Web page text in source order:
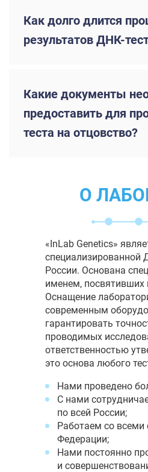
Как долго длится
результатов ДНК-
Какие документы
предоставить для
теста на отцовство?
О
«InLab Genetics»
специализированной
России. Основана
именем, посвятивших
Оснащение
современным
гарантировать
проводимых
ответственностью
это основа любого
Нами проведено
С нами
по всей России;
Работаем со всеми
Федерации;
Нами постоянно
и